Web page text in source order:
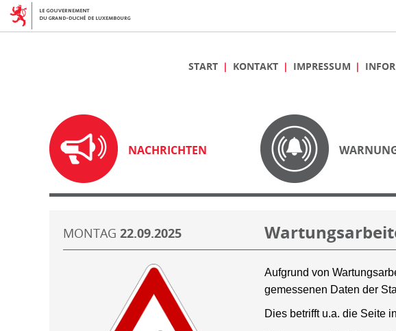
START KONTAKT IMPRESSUM
NACHRICHTEN
MONTAG 22.09.2025
Aufgrund von
gemessenen Daten der
Dies betrifft u.a. die Seite